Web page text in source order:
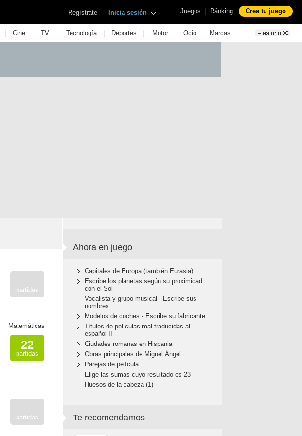
Juegos | Ránking Crea tu juego
Regístrate | Inicia sesión
| Cine | TV | Tecnología | Deportes | Motor | Ocio | Marcas
partidas
Matemáticas
22
partidas
partidas
Ahora en juego
Capitales de Europa (también Eurasia)
Escribe los planetas según su proximidad
con el Sol
Vocalista y grupo musical - Escribe sus
nombres
Modelos de coches - Escribe su fabricante
Títulos de películas mal traducidas al
español II
Ciudades romanas en Hispania
Obras principales de Miguel Ángel
Parejas de película
Elige las sumas cuyo resultado es 23
Huesos de la cabeza (1)
Te recomendamos